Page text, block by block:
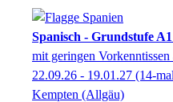
Spanisch - Grundstufe
mit geringen
22.09.26 - 19.01.27 (14-
Kempten (Allgäu)